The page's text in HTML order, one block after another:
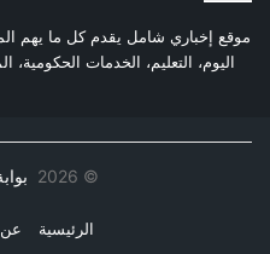
موقع إخباري شامل يقدم كل ما يهم
اليوم، التعليم، الخدمات الحكومية،
©
2026
الرئيسية عن